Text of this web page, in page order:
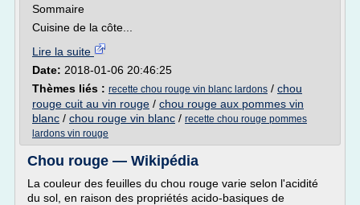
Sommaire
Cuisine de la côte...
Lire la suite
Date: 2018-01-06 20:46:25
Thèmes liés : recette chou rouge vin blanc lardons / chou
rouge cuit au vin rouge / chou rouge aux pommes vin
blanc / chou rouge vin blanc / recette chou rouge pommes
lardons vin rouge
Chou rouge — Wikipédia
La couleur des feuilles du chou rouge varie selon l'acidité
du sol, en raison des propriétés acido-basiques de